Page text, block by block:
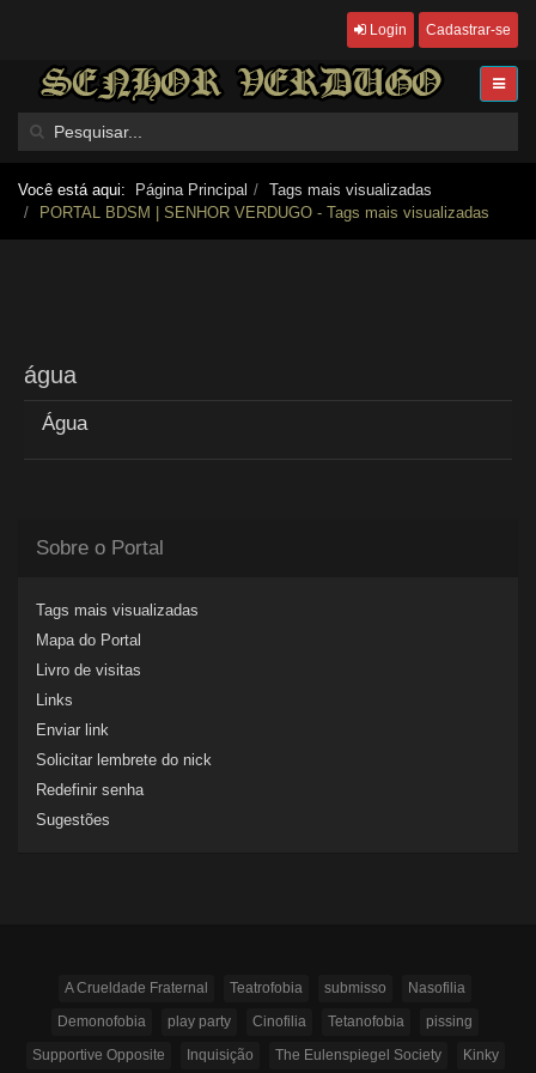
Login Cadastrar-se
Você está aqui: Página Principal
Tags mais visualizadas
PORTAL BDSM | SENHOR VERDUGO - Tags mais visualizadas
água
Água
Sobre o Portal
Tags mais visualizadas
Mapa do Portal
Livro de visitas
Links
Enviar link
Solicitar lembrete do nick
Redefinir senha
Sugestões
A Crueldade Fraternal Teatrofobia submisso
Nasofilia
Demonofobia
play party Cinofilia Tetanofobia
pissing
Supportive Opposite
Inquisição The Eulenspiegel Society Kinky